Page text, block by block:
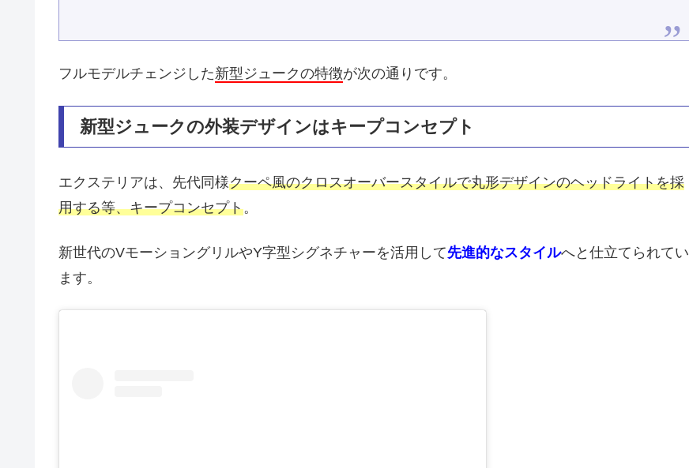
フルモデルチェンジした新型ジュークの特徴が次の通りです。
新型ジュークの外装デザインはキープコンセプト
エクステリアは、先代同様クーペ風のクロスオーバースタイルで丸形デザインのヘッドライトを採
用する等、キープコンセプト。
新世代のVモーショングリルやY字型シグネチャーを活用して先進的なスタイルへと仕立てられてい
ます。